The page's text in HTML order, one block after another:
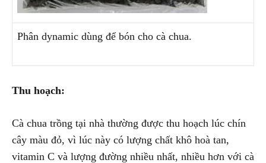
Phân dynamic dùng để bón cho cà chua.
Thu hoạch:
Cà chua trồng tại nhà thường được thu hoạch lúc chín
cây màu đỏ, vì lúc này có lượng chất khô hoà tan,
vitamin C và lượng đường nhiều nhất, nhiều hơn với cà